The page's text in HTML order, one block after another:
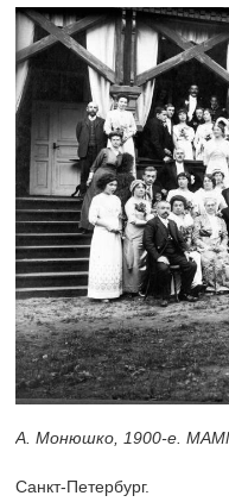
А. Монюшко, 1900-е.
Санкт-Петербург.